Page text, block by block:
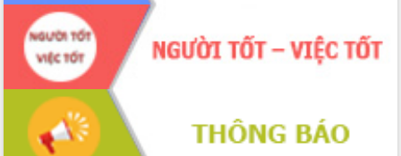
Hội nghị Ban Chấp hành Đảng bộ tỉnh
Đắk Lắk lần thứ 2 (mở rộng)
Tập trung giải phóng mặt bằng, đẩy
nhanh tiến độ Tuyến đường bộ ven
biển
Gỡ khó, khởi công xây dựng, sửa chữa
toàn bộ nhà ở cho hộ dân đúng tiến độ
đề ra